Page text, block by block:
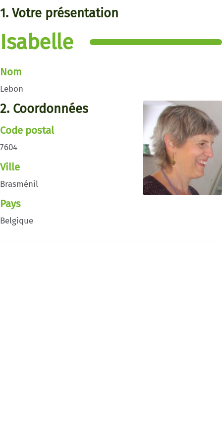
1. Votre présentation
Isabelle
Nom
Lebon
2. Coordonnées
Code postal
7604
Ville
Brasménil
Pays
Belgique